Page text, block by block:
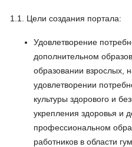
1.1. Цели создания портала:
Удовлетворение
дополнительном
образовании взрослых,
удовлетворении
культуры здорового и
укрепления здоровья и
профессиональном
работников в области